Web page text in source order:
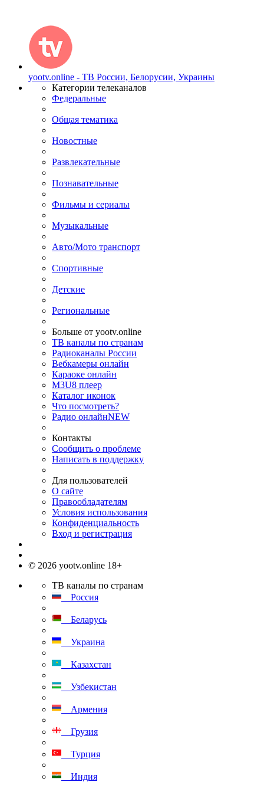
yootv.online - ТВ России, Белорусии, Украины
Категории телеканалов
Федеральные
Общая тематика
Новостные
Развлекательные
Познавательные
Фильмы и сериалы
Музыкальные
Авто/Мото транспорт
Спортивные
Детские
Региональные
Больше от yootv.online
ТВ каналы по странам
Радиоканалы России
Вебкамеры онлайн
Караоке онлайн
M3U8 плеер
Каталог иконок
Что посмотреть?
Радио онлайнNEW
Контакты
Сообщить о проблеме
Написать в поддержку
Для пользователей
О сайте
Правообладателям
Условия использования
Конфиденциальность
Вход и регистрация
© 2026 yootv.online 18+
ТВ каналы по странам
Россия
Беларусь
Украина
Казахстан
Узбекистан
Армения
Грузия
Турция
Индия